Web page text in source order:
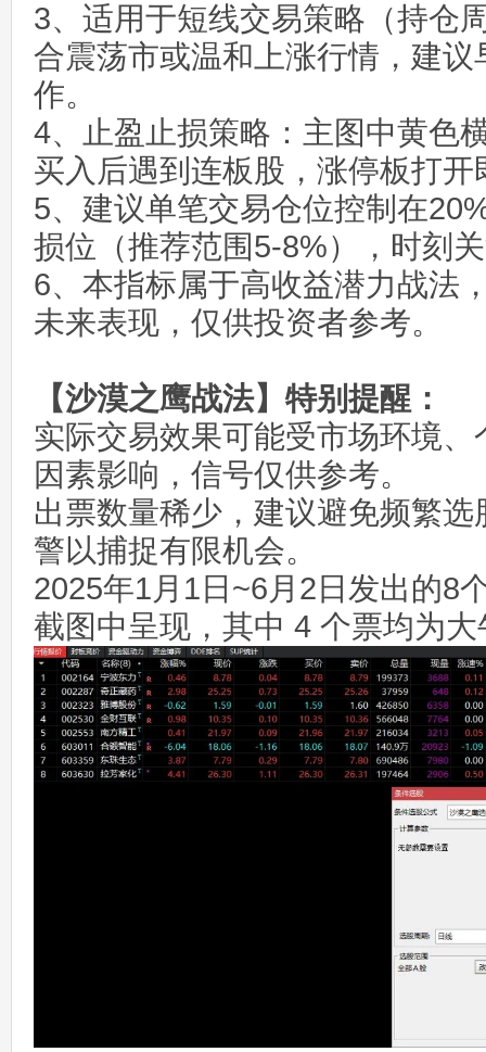
3、适用于短线交易策略（持仓
合震荡市或温和上涨行情，建
作。
4、止盈止损策略：主图中黄色
买入后遇到连板股，涨停板打开
5、建议单笔交易仓位控制在
损位（推荐范围5-8%），时刻
6、本指标属于高收益潜力战法
未来表现，仅供投资者参考。
【沙漠之鹰战法】特别提醒：
实际交易效果可能受市场环境
因素影响，信号仅供参考。
出票数量稀少，建议避免频繁
警以捕捉有限机会。
2025年1月1日~6月2日发出的8
截图中呈现，其中 4 个票均为大